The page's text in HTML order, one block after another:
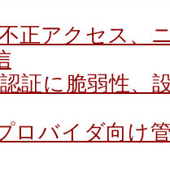
正アクセス、
証に脆弱性、
ロバイダ向け